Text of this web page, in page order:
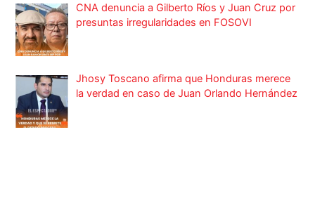
CNA denuncia a Gilberto Ríos y Juan Cruz por
presuntas irregularidades en FOSOVI
Jhosy Toscano afirma que Honduras merece
la verdad en caso de Juan Orlando Hernández